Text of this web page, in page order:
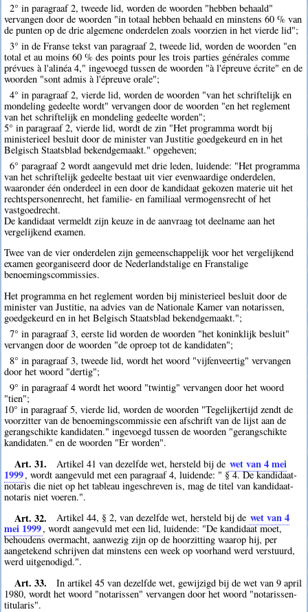
2° in paragraaf 2, tweede lid, worden de woorden "hebben behaald"
vervangen door de woorden "in totaal hebben behaald en minstens 60 % van
de punten op de drie algemene onderdelen zoals voorzien in het vierde lid";
3° in de Franse tekst van paragraaf 2, tweede lid, worden de woorden "en
total et au moins 60 % des points pour les trois parties générales comme
prévues à l'alinéa 4," ingevoegd tussen de woorden "à l'épreuve écrite" en de
woorden "sont admis à l'épreuve orale";
4° in paragraaf 2, vierde lid, worden de woorden "van het schriftelijk en
mondeling gedeelte wordt" vervangen door de woorden "en het reglement
van het schriftelijk en mondeling gedeelte worden";
5° in paragraaf 2, vierde lid, wordt de zin "Het programma wordt bij
ministerieel besluit door de minister van Justitie goedgekeurd en in het
Belgisch Staatsblad bekendgemaakt." opgeheven;
6° paragraaf 2 wordt aangevuld met drie leden, luidende: "Het programma
van het schriftelijk gedeelte bestaat uit vier evenwaardige onderdelen,
waaronder één onderdeel in een door de kandidaat gekozen materie uit het
rechtspersonenrecht, het familie- en familiaal vermogensrecht of het
vastgoedrecht.
De kandidaat vermeldt zijn keuze in de aanvraag tot deelname aan het
vergelijkend examen.
Twee van de vier onderdelen zijn gemeenschappelijk voor het vergelijkend
examen georganiseerd door de Nederlandstalige en Franstalige
benoemingscommissies.
Het programma en het reglement worden bij ministerieel besluit door de
minister van Justitie, na advies van de Nationale Kamer van notarissen,
goedgekeurd en in het Belgisch Staatsblad bekendgemaakt.";
7° in paragraaf 3, eerste lid worden de woorden "het koninklijk besluit"
vervangen door de woorden "de oproep tot de kandidaten";
8° in paragraaf 3, tweede lid, wordt het woord "vijfenveertig" vervangen
door het woord "dertig";
9° in paragraaf 4 wordt het woord "twintig" vervangen door het woord
"tien";
10° in paragraaf 5, vierde lid, worden de woorden "Tegelijkertijd zendt de
voorzitter van de benoemingscommissie een afschrift van de lijst aan de
gerangschikte kandidaten." ingevoegd tussen de woorden "gerangschikte
kandidaten." en de woorden "Er worden".
Art. 31. Artikel 41 van dezelfde wet, hersteld bij de wet van 4 mei
1999, wordt aangevuld met een paragraaf 4, luidende: " § 4. De kandidaat-
notaris die niet op het tableau ingeschreven is, mag de titel van kandidaat-
notaris niet voeren.".
Art. 32. Artikel 44, § 2, van dezelfde wet, hersteld bij de wet van 4
mei 1999, wordt aangevuld met een lid, luidende: "De kandidaat moet,
behoudens overmacht, aanwezig zijn op de hoorzitting waarop hij, per
aangetekend schrijven dat minstens een week op voorhand werd verstuurd,
werd uitgenodigd.".
Art. 33.
In artikel 45 van dezelfde wet, gewijzigd bij de wet van 9 april
1980, wordt het woord "notarissen" vervangen door het woord "notarissen-
titularis".